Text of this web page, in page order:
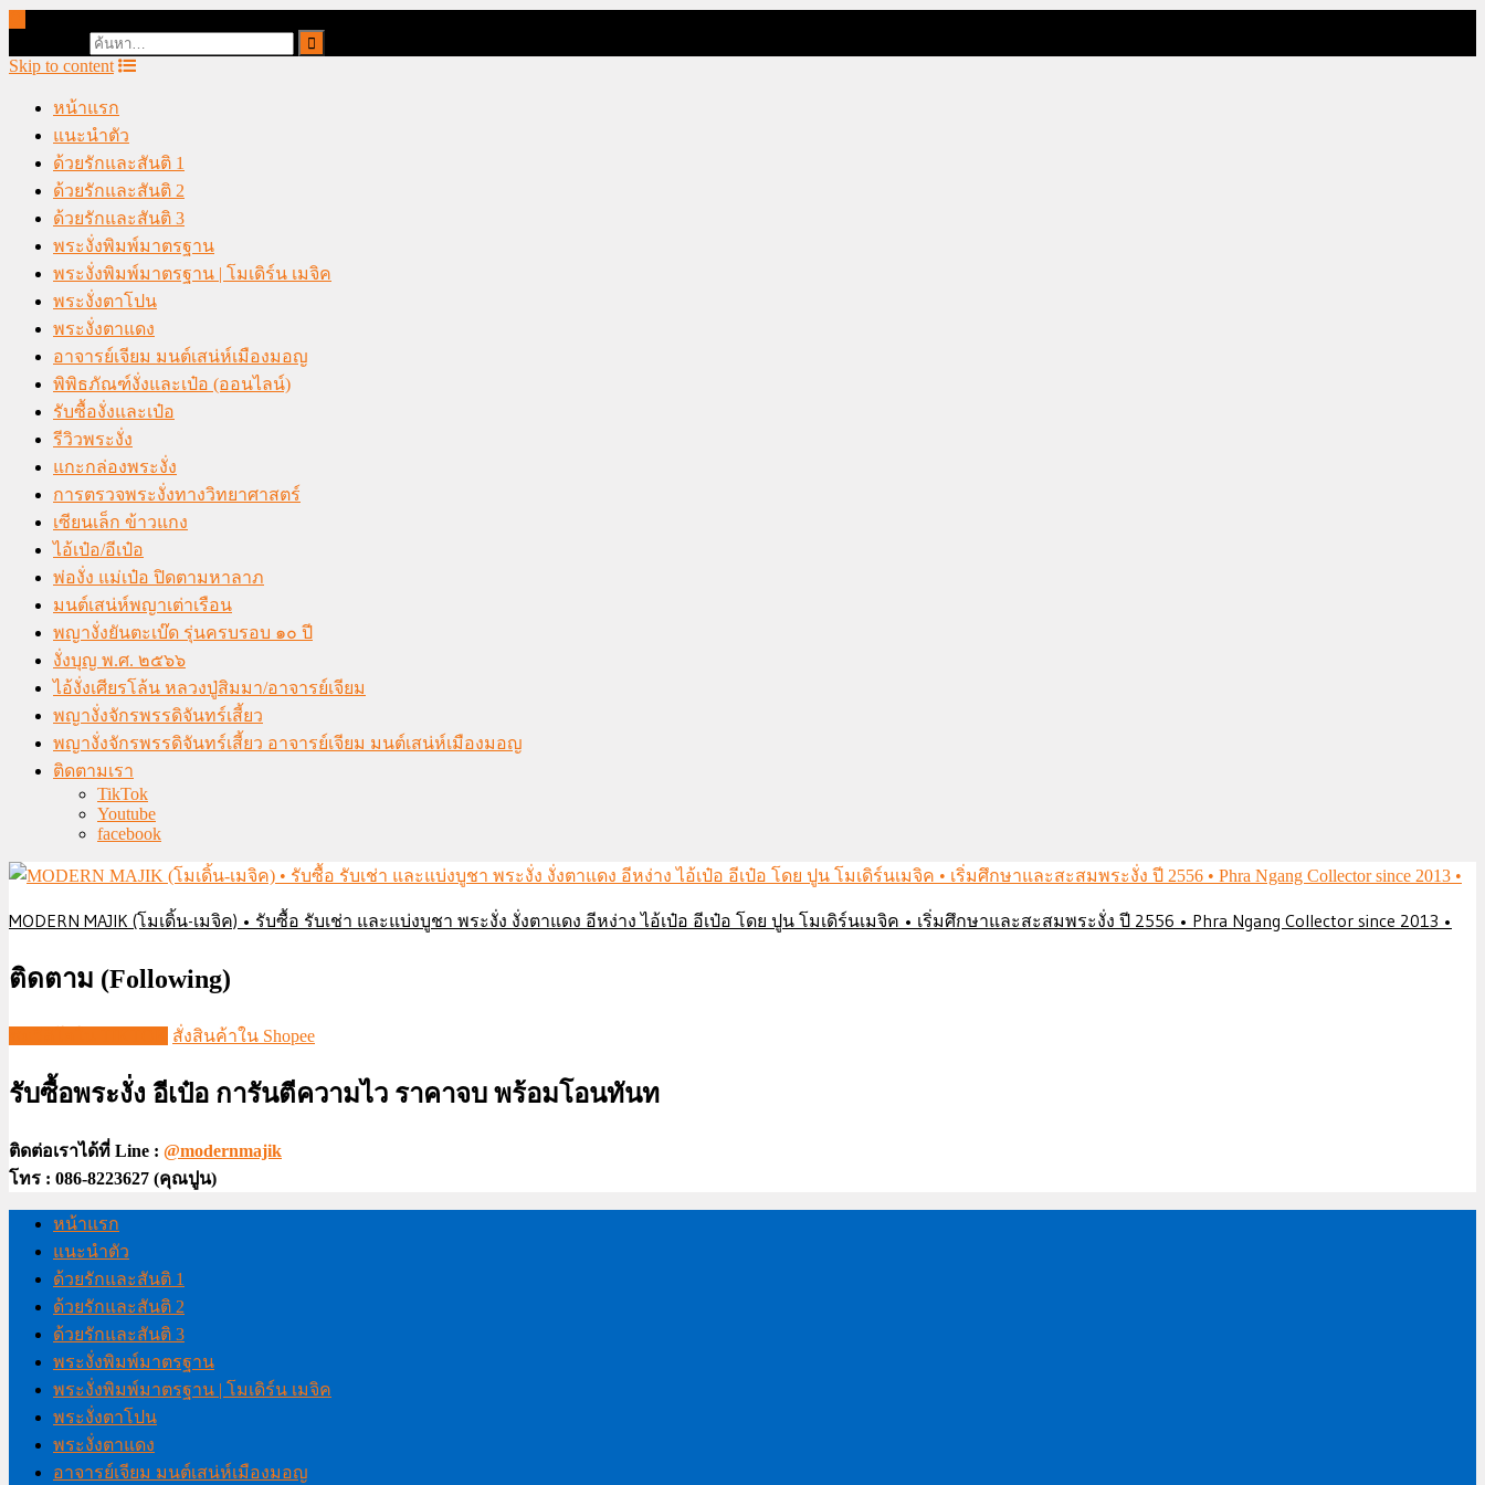
Skip to content
หน้าแรก
แนะนำตัว
ด้วยรักและสันติ 1
ด้วยรักและสันติ 2
ด้วยรักและสันติ 3
พระงั่งพิมพ์มาตรฐาน
พระงั่งพิมพ์มาตรฐาน | โมเดิร์น เมจิค
พระงั่งตาโปน
พระงั่งตาแดง
อาจารย์เจียม มนต์เสน่ห์เมืองมอญ
พิพิธภัณฑ์งั่งและเป๋อ (ออนไลน์)
รับซื้องั่งและเป๋อ
รีวิวพระงั่ง
แกะกล่องพระงั่ง
การตรวจพระงั่งทางวิทยาศาสตร์
เซียนเล็ก ข้าวแกง
ไอ้เป๋อ/อีเป๋อ
พ่องั่ง แม่เป๋อ ปิดตามหาลาภ
มนต์เสน่ห์พญาเต่าเรือน
พญางั่งยันตะเบ๊ด รุ่นครบรอบ ๑๐ ปี
งั่งบุญ พ.ศ. ๒๕๖๖
ไอ้งั่งเศียรโล้น หลวงปู่สิมมา/อาจารย์เจียม
พญางั่งจักรพรรดิจันทร์เสี้ยว
พญางั่งจักรพรรดิจันทร์เสี้ยว อาจารย์เจียม มนต์เสน่ห์เมืองมอญ
ติดตามเรา
TikTok
Youtube
facebook
MODERN MAJIK (โมเดิ้น-เมจิค) • รับซื้อ รับเช่า และแบ่งบูชา พระงั่ง งั่งตาแดง อีหง่าง ไอ้เป๋อ อีเป๋อ โดย ปูน โมเดิร์นเมจิค • เริ่มศึกษาและสะสมพระงั่ง ปี 2556 • Phra Ngang Collector since 2013 •
ติดตาม (Following)
สั่งสินค้าใน Shopee
รับซื้อพระงั่ง อีเป๋อ การันตีความไว ราคาจบ พร้อมโอนทันท
ติดต่อเราได้ที่ Line : @modernmajik
โทร : 086-8223627 (คุณปูน)
หน้าแรก
แนะนำตัว
ด้วยรักและสันติ 1
ด้วยรักและสันติ 2
ด้วยรักและสันติ 3
พระงั่งพิมพ์มาตรฐาน
พระงั่งพิมพ์มาตรฐาน | โมเดิร์น เมจิค
พระงั่งตาโปน
พระงั่งตาแดง
อาจารย์เจียม มนต์เสน่ห์เมืองมอญ